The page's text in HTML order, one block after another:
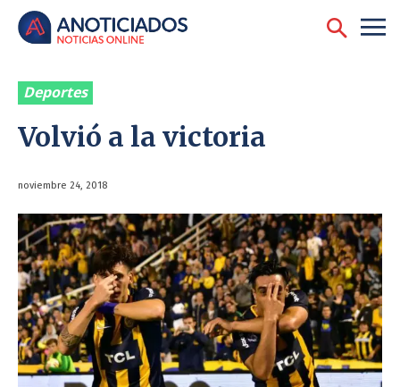
Deportes
Volvió a la victoria
noviembre 24, 2018